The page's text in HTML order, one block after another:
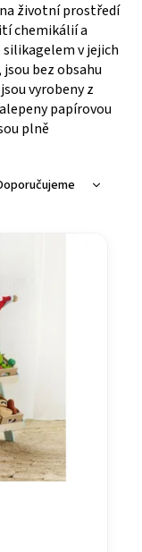
na životní prostředí
chemikálií a
silikagelem v jejich
bez obsahu
vyrobeny z
papírovou
plně